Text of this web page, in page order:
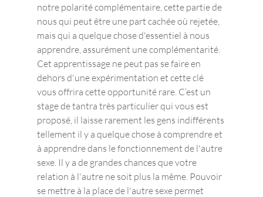
notre polarité complémentaire, cette partie de
nous qui peut être une part cachée où rejetée,
mais qui a quelque chose d'essentiel à nous
apprendre, assurément une complémentarité.
Cet apprentissage ne peut pas se faire en
dehors d'une expérimentation et cette clé
vous offrira cette opportunité rare. C’est un
stage de tantra très particulier qui vous est
proposé, il laisse rarement les gens indifférents
tellement il y a quelque chose à comprendre et
à apprendre dans le fonctionnement de l'autre
sexe. Il y a de grandes chances que votre
relation à l'autre ne soit plus la même. Pouvoir
se mettre à la place de l'autre sexe permet